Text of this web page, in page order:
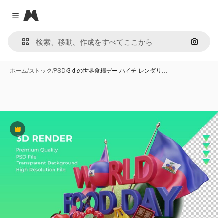
Close menu
Magnific
画像で
ホーム/ストック/PSD/3 d の世界食糧デー ハイチ レンダリ…
Premium